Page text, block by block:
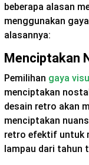
beberapa alasan
menggunakan
alasannya:
Menciptakan
Pemilihan gaya
menciptakan
desain retro akan
menciptakan
retro efektif untuk
lampau dari tahun